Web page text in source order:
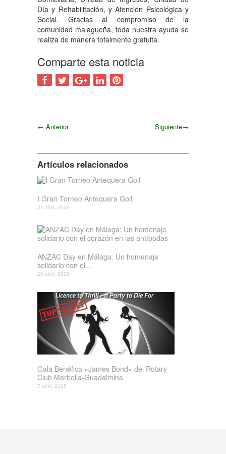
Día y Rehabilitación, y Atención Psicológica y
Social. Gracias al compromiso de la
comunidad malagueña, toda nuestra ayuda se
realiza de manera totalmente gratuita.
Comparte esta noticia
← Anterior Siguiente→
Artículos relacionados
I Gran Torneo Antequera Golf
21 abril, 2026
ANZAC Day en Málaga: Un homenaje
solidario con el...
20 abril, 2026
Gala Benéfica «James Bond» del Rotary
Club Marbella-Guadalmina
7 abril, 2025